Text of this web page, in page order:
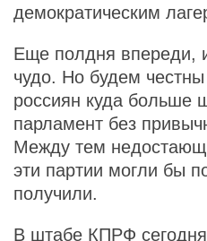
демократическим
Еще полдня впереди,
чудо. Но будем
россиян куда больше
парламент без
Между тем
эти партии могли бы
получили.
В штабе КПРФ